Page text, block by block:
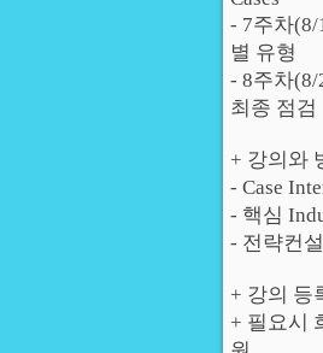
- 7주차(8/
별 유형
- 8주차(8/
최종 점검
+ 강의와
- Case
- 핵심
- 전략컨
+ 강의 등
+ 필요시